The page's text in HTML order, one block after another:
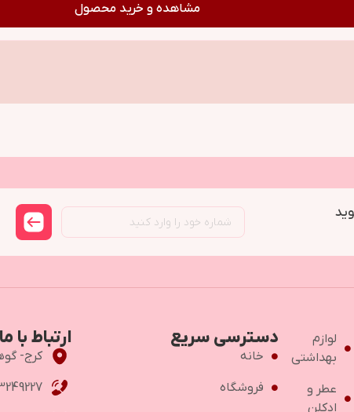
مشاهده و خرید محصول
لوازم
بهداشتی
عطر و
ادکلن
دسترسی سریع
خانه
فروشگاه
ارتباط با ما
کرج-